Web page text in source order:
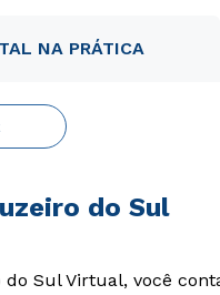
NA PRÁTICA
do Sul
Sul Virtual, você